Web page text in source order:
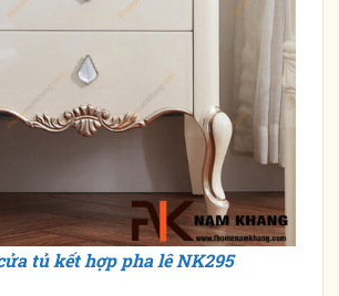
tủ kết hợp pha lê NK295